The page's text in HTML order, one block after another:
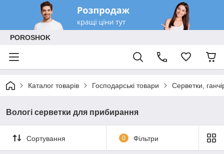
POROSHOK
Каталог товарів Господарські товари Серветки,
Вологі серветки для прибирання
Сортування 0 Фільтри